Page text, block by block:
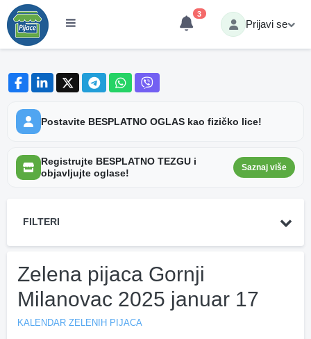
3
Prijavi se
Postavite BESPLATNO OGLAS kao fizičko lice!
Registrujte BESPLATNO TEZGU i
objavljujte oglase!
Saznaj više
FILTERI
Zelena pijaca Gornji
Milanovac 2025 januar 17
KALENDAR ZELENIH PIJACA